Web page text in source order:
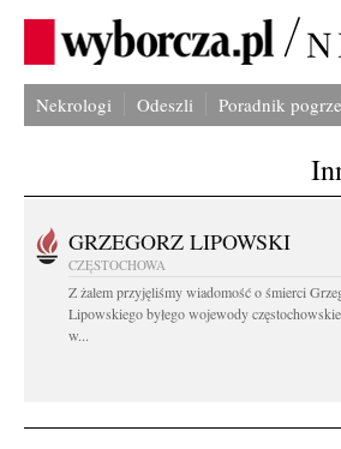
Nekrologi Odeszli Poradnik
GRZEGORZ LIPOWSKI
CZĘSTOCHOWA
Z żalem przyjęliśmy wiadomość o śmierci
Lipowskiego byłego wojewody
w...